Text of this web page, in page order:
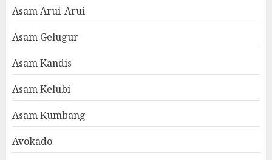
Asam Arui-Arui
Asam Gelugur
Asam Kandis
Asam Kelubi
Asam Kumbang
Avokado